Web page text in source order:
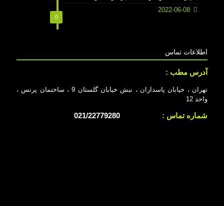
0
2022-06-08
اطلاعات تماس
آدرس مطب :
تهران ، خیابان پاسداران ، نبش خیابان گلستان 9 ، ساختمان پرنس ،
واحد 12
شماره تماس :